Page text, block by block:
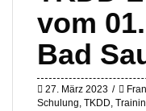
vom
Bad
27. März 2023
Schulung, TKDD,